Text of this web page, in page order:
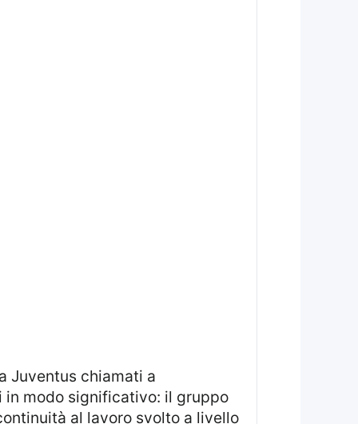
Juventus chiamati a
in modo significativo: il gruppo
al lavoro svolto a livello